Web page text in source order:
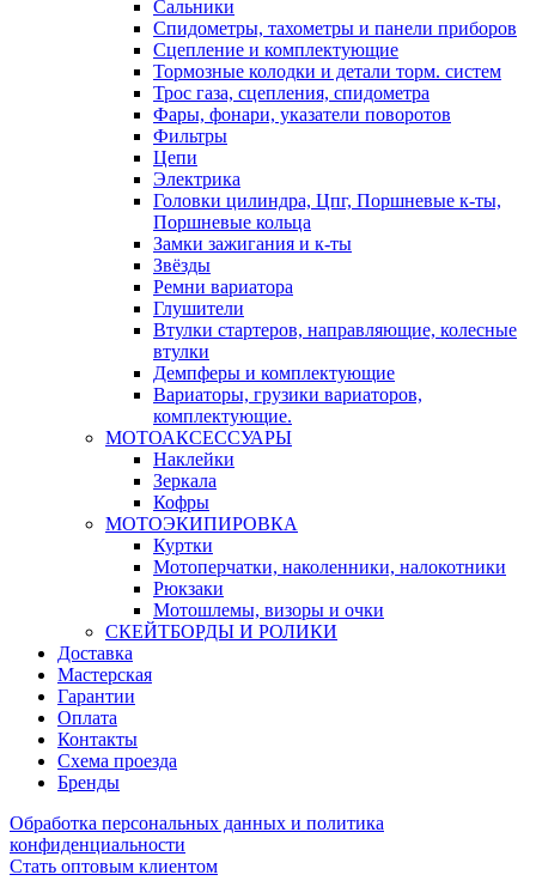
Сальники
Спидометры, тахометры и панели приборов
Сцепление и комплектующие
Тормозные колодки и детали торм. систем
Трос газа, сцепления, спидометра
Фары, фонари, указатели поворотов
Фильтры
Цепи
Электрика
Головки цилиндра, Цпг, Поршневые к-ты,
Поршневые кольца
Замки зажигания и к-ты
Звёзды
Ремни вариатора
Глушители
Втулки стартеров, направляющие, колесные
втулки
Демпферы и комплектующие
Вариаторы, грузики вариаторов,
комплектующие.
МОТОАКСЕССУАРЫ
Наклейки
Зеркала
Кофры
МОТОЭКИПИРОВКА
Куртки
Мотоперчатки, наколенники, налокотники
Рюкзаки
Мотошлемы, визоры и очки
СКЕЙТБОРДЫ И РОЛИКИ
Доставка
Мастерская
Гарантии
Оплата
Контакты
Схема проезда
Бренды
Обработка персональных данных и политика
конфиденциальности
Стать оптовым клиентом